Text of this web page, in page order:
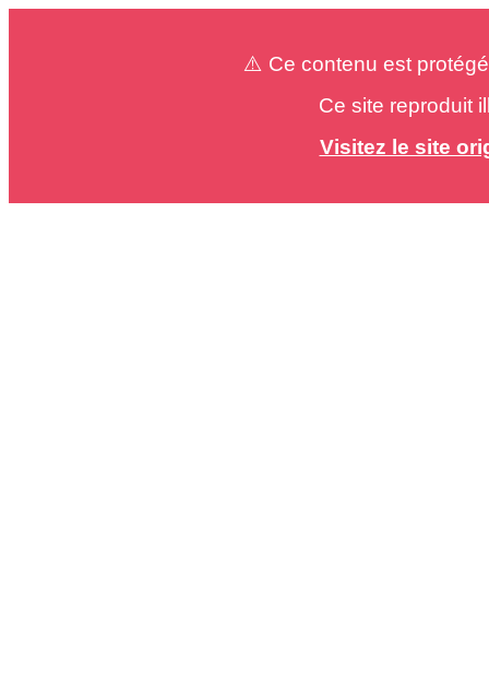
⚠️ Ce contenu est
Ce site reproduit
Visitez le site